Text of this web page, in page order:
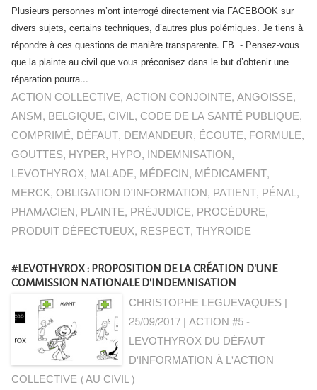
Plusieurs personnes m’ont interrogé directement via FACEBOOK sur
divers sujets, certains techniques, d’autres plus polémiques. Je tiens à
répondre à ces questions de manière transparente. FB - Pensez-vous
que la plainte au civil que vous préconisez dans le but d’obtenir une
réparation pourra...
ACTION COLLECTIVE,ACTION CONJOINTE,ANGOISSE,
ANSM, BELGIQUE, CIVIL, CODE DE LA SANTÉ PUBLIQUE,
COMPRIMÉ, DÉFAUT, DEMANDEUR, ÉCOUTE, FORMULE,
GOUTTES, HYPER, HYPO, INDEMNISATION,
LEVOTHYROX, MALADE, MÉDECIN, MÉDICAMENT,
MERCK,OBLIGATION D'INFORMATION, PATIENT, PÉNAL,
PHAMACIEN, PLAINTE, PRÉJUDICE, PROCÉDURE,
PRODUIT DÉFECTUEUX, RESPECT,THYROIDE
#LEVOTHYROX : PROPOSITION DE LA CRÉATION D'UNE
COMMISSION NATIONALE D'INDEMNISATION
CHRISTOPHE LEGUEVAQUES |
25/09/2017|ACTION #5 -
LEVOTHYROX DU DÉFAUT
D'INFORMATION À L'ACTION
COLLECTIVE (AU CIVIL)